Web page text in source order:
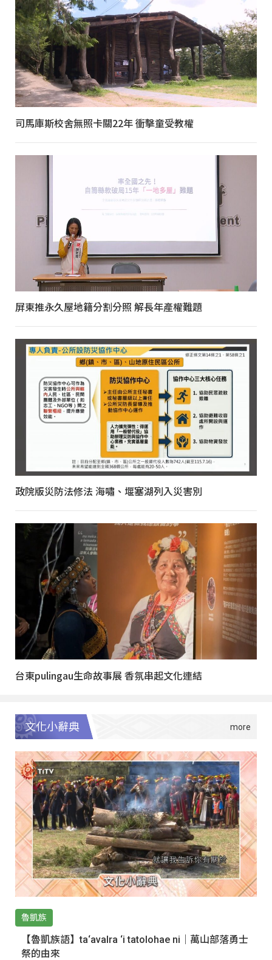
司馬庫斯校舍無照卡關22年 衝擊童受教權
屏東推永久屋地籍分割分照 解長年產權難題
政院版災防法修法 海嘯、堰塞湖列入災害別
台東pulingau生命故事展 香氛串起文化連結
文化小辭典
魯凱族
【魯凱族語】ta‘avalra ‘i tatolohae ni｜萬山部落勇士
祭的由來